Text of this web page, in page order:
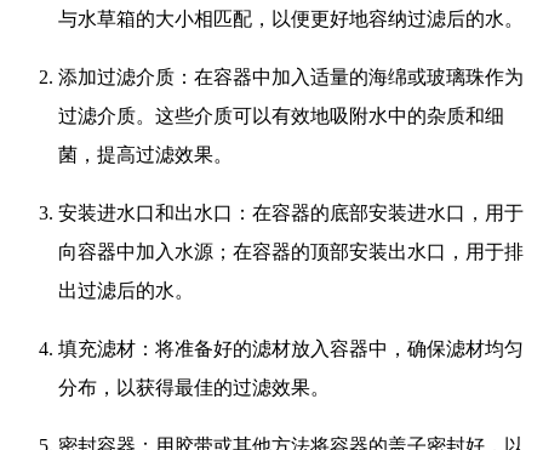
与水草箱的大小相匹配，以便更好地容纳过滤后的水。
添加过滤介质：在容器中加入适量的海绵或玻璃珠作为
过滤介质。这些介质可以有效地吸附水中的杂质和细
菌，提高过滤效果。
安装进水口和出水口：在容器的底部安装进水口，用于
向容器中加入水源；在容器的顶部安装出水口，用于排
出过滤后的水。
填充滤材：将准备好的滤材放入容器中，确保滤材均匀
分布，以获得最佳的过滤效果。
密封容器：用胶带或其他方法将容器的盖子密封好，以